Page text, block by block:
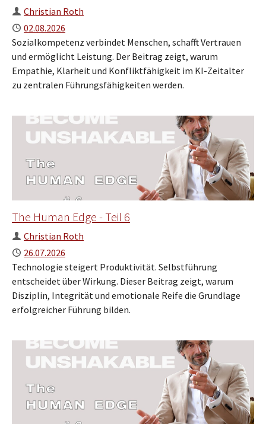
Author
Christian Roth
Published
02.08.2026
Sozialkompetenz verbindet Menschen, schafft Vertrauen
und ermöglicht Leistung. Der Beitrag zeigt, warum
Empathie, Klarheit und Konfliktfähigkeit im KI-Zeitalter
zu zentralen Führungsfähigkeiten werden.
The Human Edge - Teil 6
Author
Christian Roth
Published
26.07.2026
Technologie steigert Produktivität. Selbstführung
entscheidet über Wirkung. Dieser Beitrag zeigt, warum
Disziplin, Integrität und emotionale Reife die Grundlage
erfolgreicher Führung bilden.